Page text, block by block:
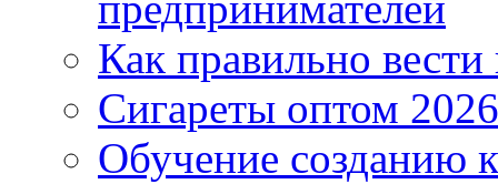
Как правильно
Сигареты оптом
Обучение созданию